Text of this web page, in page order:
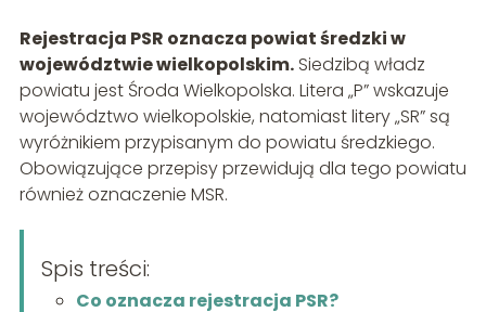
Rejestracja PSR oznacza powiat średzki w
województwie wielkopolskim.Siedzibą władz
powiatu jest Środa Wielkopolska. Litera „P” wskazuje
województwo wielkopolskie, natomiast litery „SR” są
wyróżnikiem przypisanym do powiatu średzkiego.
Obowiązujące przepisy przewidują dla tego powiatu
również oznaczenie MSR.
Spis treści:
Co oznacza rejestracja PSR?